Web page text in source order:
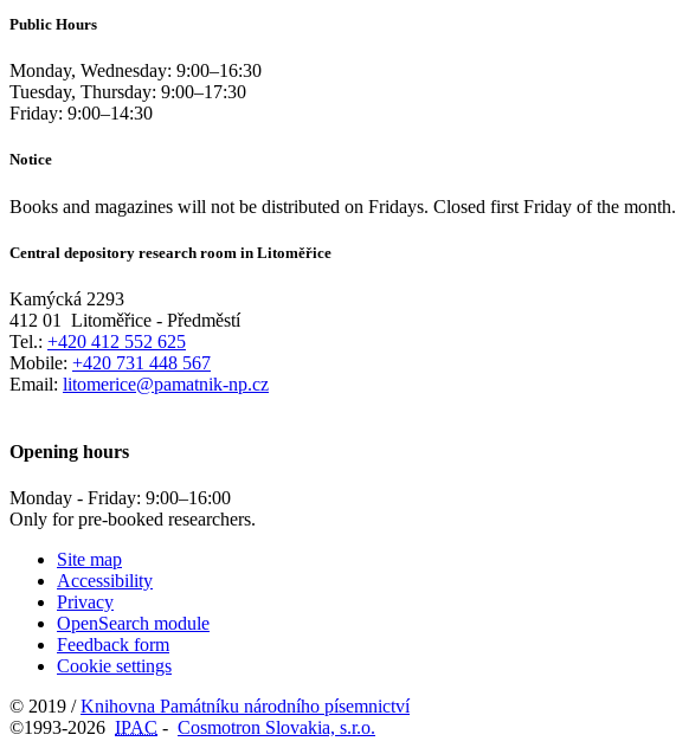
Public Hours
Monday, Wednesday: 9:00–16:30
Tuesday, Thursday: 9:00–17:30
Friday: 9:00–14:30
Notice
Books and magazines will not be distributed on Fridays. Closed first Friday of the month.
Central depository research room in Litoměřice
Kamýcká 2293
412 01
Litoměřice - Předměstí
Tel.: +420 412 552 625
Mobile: +420 731 448 567
Email: litomerice@pamatnik-np.cz
Opening hours
Monday - Friday: 9:00–16:00
Only for pre-booked researchers.
Site map
Accessibility
Privacy
OpenSearch module
Feedback form
Cookie settings
© 2019 /Knihovna Památníku národního písemnictví
©1993-2026 IPAC - Cosmotron Slovakia, s.r.o.